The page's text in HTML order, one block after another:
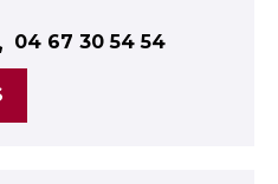
04 67 30 54 54